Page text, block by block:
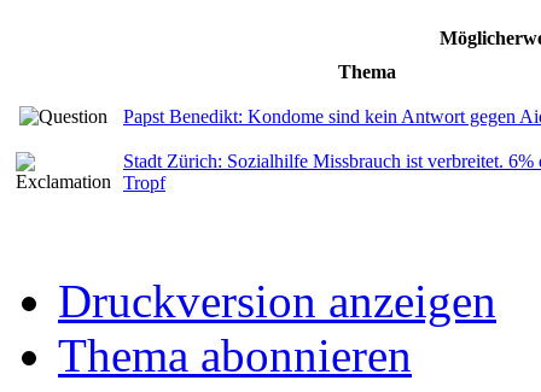
Thema
Papst Benedikt: Kondome sind kein Antwort gegen
Stadt Zürich: Sozialhilfe Missbrauch ist verbreitet. 6%
Tropf
Druckversion anzeigen
Thema abonnieren